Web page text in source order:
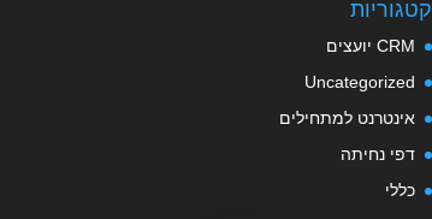
קטגוריות
CRM יועצים
Uncategorized
אינטרנט למתחילים
דפי נחיתה
כללי